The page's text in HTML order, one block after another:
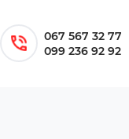
067 567 32 77
099 236 92 92